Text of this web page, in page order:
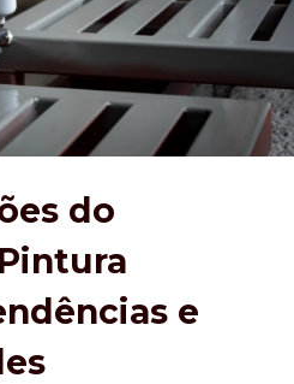
do
e